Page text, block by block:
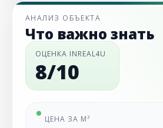
АНАЛИЗ ОБЪЕКТА
Что важно знать
ОЦЕНКА INREAL4U
8/10
ЦЕНА ЗА М²